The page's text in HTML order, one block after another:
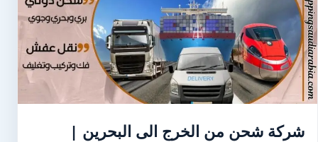
شركة شحن من الخرج الى البحرين |